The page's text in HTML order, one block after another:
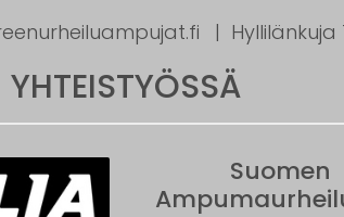
Hyllilänkuja
YHTEISTYÖSSÄ
Suomen